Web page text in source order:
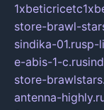
store-brawl-
sindika-01.rusp-
e-abis-1-c.ru
store-
antenna-